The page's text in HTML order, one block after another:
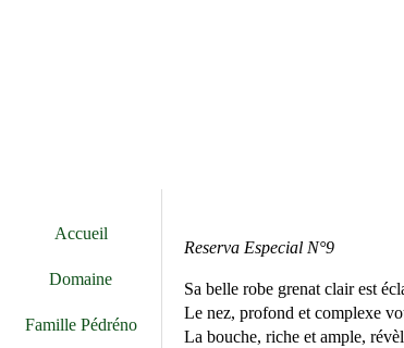
Accueil
Domaine
Famille Pédréno
Reserva Especial N°9
Sa belle robe grenat clair est
Le nez, profond et complexe
La bouche, riche et ample,